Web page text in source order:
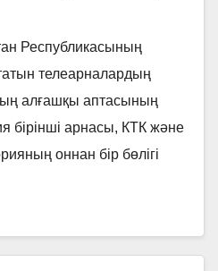
Республикасының
телеарналардың
алғашқы аптасының
бірінші арнасы, КТК және
оннан бір бөлігі